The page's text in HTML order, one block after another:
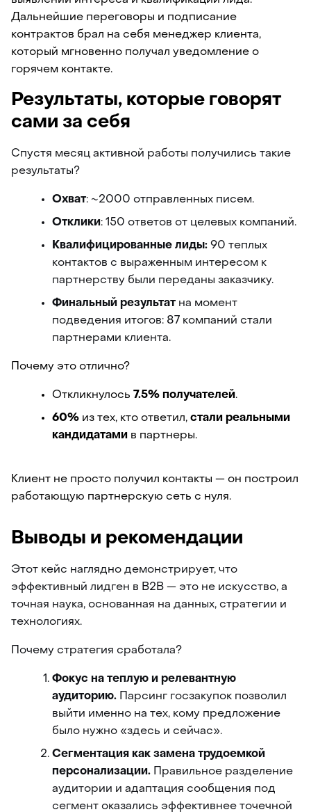
Дальнейшие переговоры и подписание
контрактов брал на себя менеджер клиента,
который мгновенно получал уведомление о
горячем контакте.
Результаты, которые говорят
сами за себя
Спустя месяц активной работы получились такие
результаты?
Охват: ~2000 отправленных писем.
Отклики: 150 ответов от целевых компаний.
Квалифицированные лиды: 90 теплых
контактов с выраженным интересом к
партнерству были переданы заказчику.
Финальный результат на момент
подведения итогов: 87 компаний стали
партнерами клиента.
Почему это отлично?
Откликнулось 7.5% получателей.
60% из тех, кто ответил, стали реальными
кандидатами в партнеры.
Клиент не просто получил контакты — он построил
работающую партнерскую сеть с нуля.
Выводы и рекомендации
Этот кейс наглядно демонстрирует, что
эффективный лидген в B2B — это не искусство, а
точная наука, основанная на данных, стратегии и
технологиях.
Почему стратегия сработала?
Фокус на теплую и релевантную
аудиторию. Парсинг госзакупок позволил
выйти именно на тех, кому предложение
было нужно «здесь и сейчас».
Сегментация как замена трудоемкой
персонализации. Правильное разделение
аудитории и адаптация сообщения под
сегмент оказались эффективнее точечной